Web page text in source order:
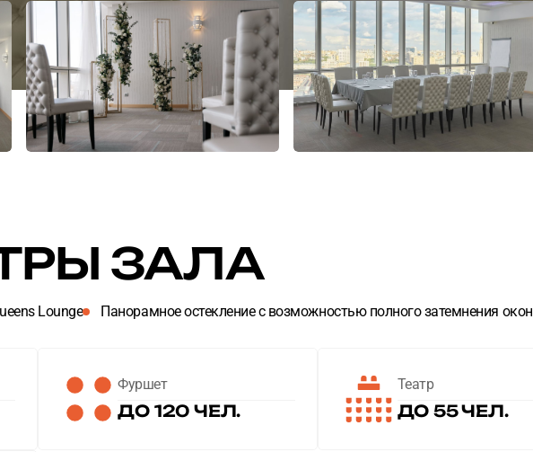
ЗАЛА
Lounge Панорамное остекление с возможностью полного затемнения окон
Фуршет
ДО 120 ЧЕЛ.
Театр
ДО 55 ЧЕЛ.